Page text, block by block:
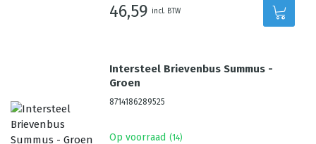
46,59 incl. BTW
Intersteel Brievenbus Summus -
Groen
8714186289525
Op voorraad (14)